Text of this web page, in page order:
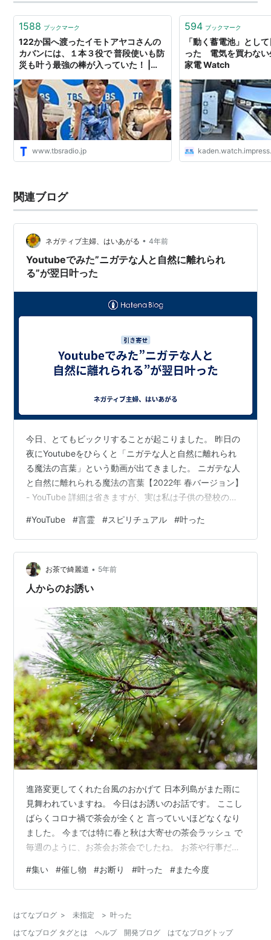
がたてた目標は5つ☺️ ※…
1588 ブックマーク
122か国へ渡ったイモトアヤコさんの
カバンには、１本３役で 普段使いも防
災も叶う最強の棒が入っていた！ |
www.tbsradio.jp
594 ブックマーク
「動く蓄電池」とし
った 電気を買わない
家電 Watch
関連ブログ
ネガティブ主婦、はいあがる • 4年前
Youtubeでみた”ニガテな人と自然に離れられ
る”が翌日叶った
今日、とてもビックリすることが起こりました。 昨日の
夜にYoutubeをひらくと「ニガテな人と自然に離れられ
る魔法の言葉」という動画が出てきました。 ニガテな人
と自然に離れられる魔法の言葉【2022年 春バージョン】
- YouTube 詳細は省きますが、実は私は子供の登校のこ
っていました。 とてもタイムリーなタイトルの動画で、
さっそく見て、ただ言うだけなので言葉を何度か唱えま
した。 すると、今朝。 心配の種になっていた人が、自分
たちの都合でもう少し遅い時間に登校することにしまし
たと私に言いに来られたんです！ 嘘みたいな展開に「わ
#YouTube #言霊 #スピリチュアル #叶った
お茶で綺麗道 • 5年前
人からのお誘い
進路変更してくれた台風のおかげて 日本列島がまた雨に
見舞われていますね。 今日はお誘いのお話です。 ここし
ばらくコロナ禍で茶会が全くと 言っていいほどなくなり
ました。 今までは特に春と秋は大寄せの茶会ラッシュ で
毎週のように、お茶会お茶会でしたね。 お茶や行事だけ
す。 大体の人が、また今度誘って下さいと お断りしま
す。 社交辞令のようですよね。 お声かけしても、お断り
いために 誘って来るのはお断りした方がいいと 思います
が、(^^) 集いや一夜だけのコンサート、 やっと叶った催
#集い #催し物 #お断り #叶った #また今度
はてなブログ > 未指定 > 叶った
はてなブログ タグとは
ヘルプ 開発ブログ はてなブログトップ